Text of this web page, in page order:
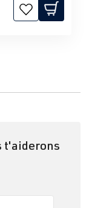
t'aiderons